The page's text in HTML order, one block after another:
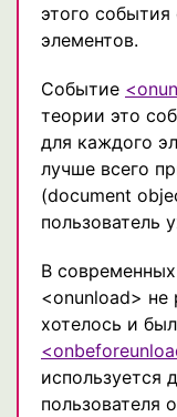
этого
элементов.
Событие
теории это
для каждого
лучше всего
(document
пользователь
В
<onunload> не
хотелось и
используется
пользователя